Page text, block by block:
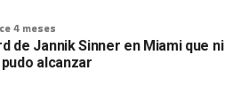
4 meses
de Jannik Sinner en Miami que ni
alcanzar